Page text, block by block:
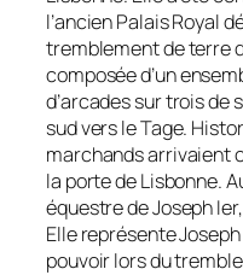
l’ancien Palais Royal
tremblement de terre
composée d’un
d’arcades sur trois de
sud vers le Tage.
marchands arrivaient
la porte de Lisbonne.
équestre de Joseph
Elle représente
pouvoir lors du